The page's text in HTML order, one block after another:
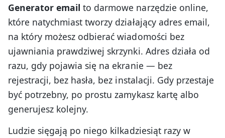
Generator email to darmowe narzędzie online,
które natychmiast tworzy działający adres email,
na który możesz odbierać wiadomości bez
ujawniania prawdziwej skrzynki. Adres działa od
razu, gdy pojawia się na ekranie — bez
rejestracji, bez hasła, bez instalacji. Gdy przestaje
być potrzebny, po prostu zamykasz kartę albo
generujesz kolejny.
Ludzie sięgają po niego kilkadziesiąt razy w